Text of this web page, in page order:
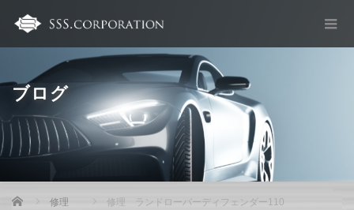
ブログ
Home 修理 修理 ランドローバーディフェンダー110